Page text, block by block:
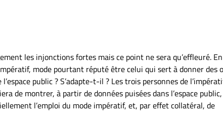
les injonctions fortes mais ce point ne sera qu’effleuré. En
mode pourtant réputé être celui qui sert à donner des
public ? S’adapte-t-il ? Les trois personnes de
de montrer, à partir de données puisées dans l’espace public,
l’emploi du mode impératif, et, par effet collatéral, de